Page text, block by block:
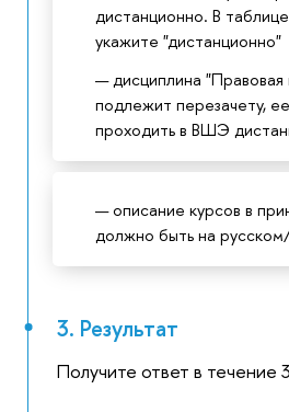
дистанционно. В
укажите "дистанционно"
дисциплина "Правовая
подлежит перезачету,
проходить в ВШЭ
описание курсов в
должно быть на
3. Результат
Получите ответ в течение